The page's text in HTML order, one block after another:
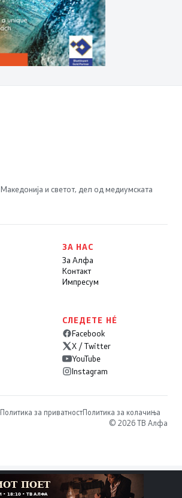
и светот, дел од медиумската
ЗА НАС
За Алфа
Контакт
Импресум
СЛЕДЕТЕ НÉ
Facebook
X / Twitter
YouTube
Instagram
Политика за приватностПолитика за колачиња
© 2026 ТВ Алфа